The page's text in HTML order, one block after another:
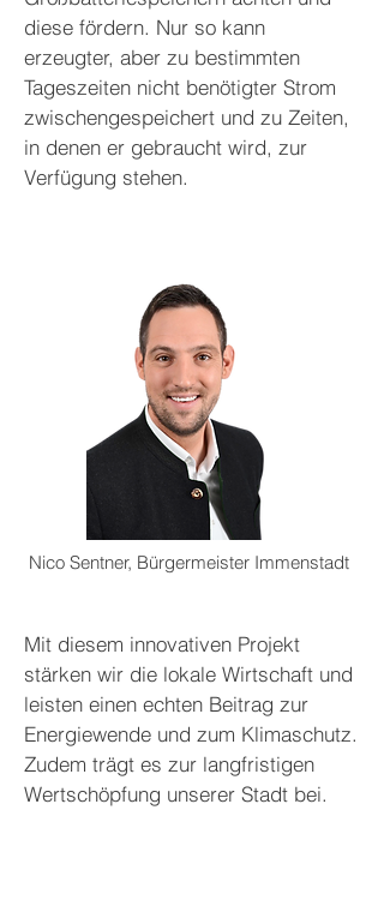
diese fördern. Nur so kann
erzeugter, aber zu bestimmten
Tageszeiten nicht benötigter Strom
zwischengespeichert und zu Zeiten,
in denen er gebraucht wird, zur
Verfügung stehen.
Nico Sentner, Bürgermeister Immenstadt
Mit diesem innovativen Projekt
stärken wir die lokale Wirtschaft und
leisten einen echten Beitrag zur
Energiewende und zum Klimaschutz.
Zudem trägt es zur langfristigen
Wertschöpfung unserer Stadt bei.